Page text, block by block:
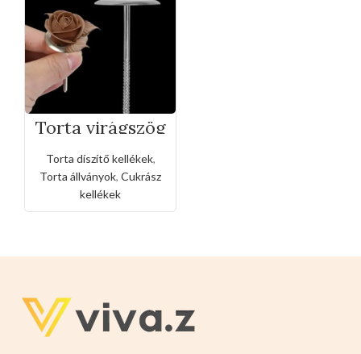
Torta virágszög
Torta díszítő kellékek,
Torta állványok, Cukrász
kellékek